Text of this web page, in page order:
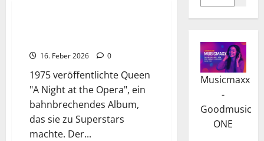
16. Feber 2026 0
1975 veröffentlichte Queen
"A Night at the Opera", ein
bahnbrechendes Album,
das sie zu Superstars
machte. Der...
Musicmaxx
-
Goodmusic
ONE